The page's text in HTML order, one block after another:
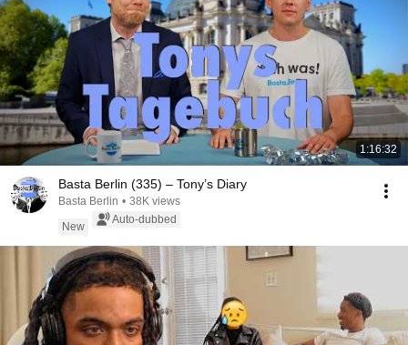
1:16:32
Basta Berlin (335) – Tony’s Diary
Basta Berlin • 38K views
New
Auto-dubbed